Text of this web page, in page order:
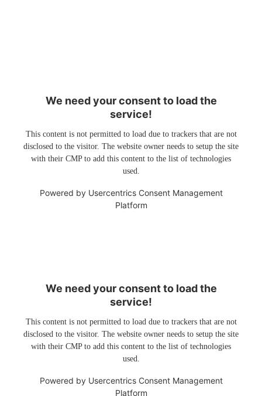
We need your consent to load the
service!
This content is not permitted to load due to trackers that are not
disclosed to the visitor. The website owner needs to setup the site
with their CMP to add this content to the list of technologies
used.
Powered by Usercentrics Consent Management
Platform
We need your consent to load the
service!
This content is not permitted to load due to trackers that are not
disclosed to the visitor. The website owner needs to setup the site
with their CMP to add this content to the list of technologies
used.
Powered by Usercentrics Consent Management
Platform